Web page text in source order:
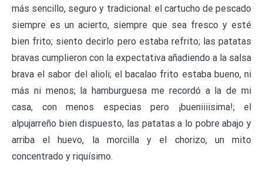
más sencillo, seguro y tradicional: el cartucho de pescado
siempre es un acierto, siempre que sea fresco y esté
bien frito; siento decirlo pero estaba refrito; las patatas
bravas cumplieron con la expectativa añadiendo a la salsa
brava el sabor del alioli; el bacalao frito estaba bueno, ni
más ni menos; la hamburguesa me recordó a la de mi
casa, con menos especias pero ¡bueniiiisima!; el
alpujarreño bien dispuesto, las patatas a lo pobre abajo y
arriba el huevo, la morcilla y el chorizo, un mito
concentrado y riquísimo.